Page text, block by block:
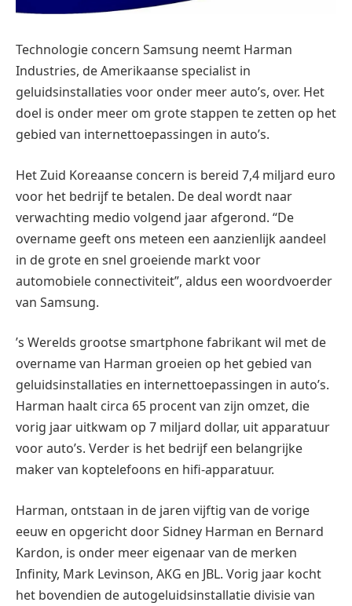
Technologie concern Samsung neemt Harman
Industries, de Amerikaanse specialist in
geluidsinstallaties voor onder meer auto’s, over. Het
doel is onder meer om grote stappen te zetten op het
gebied van internettoepassingen in auto’s.
Het Zuid Koreaanse concern is bereid 7,4 miljard euro
voor het bedrijf te betalen. De deal wordt naar
verwachting medio volgend jaar afgerond. “De
overname geeft ons meteen een aanzienlijk aandeel
in de grote en snel groeiende markt voor
automobiele connectiviteit”, aldus een woordvoerder
van Samsung.
’s Werelds grootse smartphone fabrikant wil met de
overname van Harman groeien op het gebied van
geluidsinstallaties en internettoepassingen in auto’s.
Harman haalt circa 65 procent van zijn omzet, die
vorig jaar uitkwam op 7 miljard dollar, uit apparatuur
voor auto’s. Verder is het bedrijf een belangrijke
maker van koptelefoons en hifi-apparatuur.
Harman, ontstaan in de jaren vijftig van de vorige
eeuw en opgericht door Sidney Harman en Bernard
Kardon, is onder meer eigenaar van de merken
Infinity, Mark Levinson, AKG en JBL. Vorig jaar kocht
het bovendien de autogeluidsinstallatie divisie van